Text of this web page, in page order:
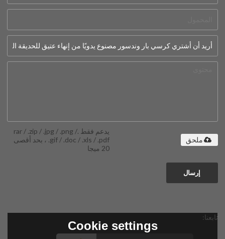
يدعم فقط .rar / .zip / .jpg / .png /
.gif / .doc / .xls / .pdf ، بحد أقصى
20 ميجا
ملحق
إرسال
تابعنا:
Cookie settings